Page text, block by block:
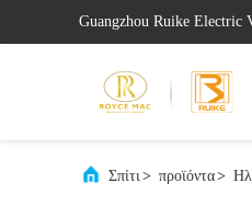
Guangzhou Ruike Electric
Σπίτι> προϊόντα>